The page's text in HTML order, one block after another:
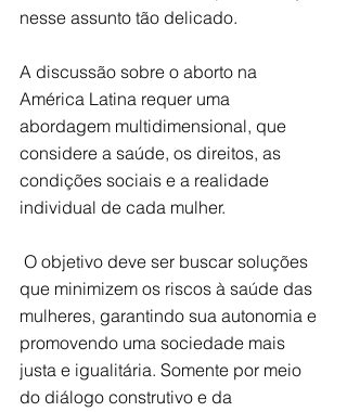
nesse assunto tão delicado.
A discussão sobre o aborto na
América Latina requer uma
abordagem multidimensional, que
considere a saúde, os direitos, as
condições sociais e a realidade
individual de cada mulher.
que minimizem os riscos à saúde das
mulheres, garantindo sua autonomia e
promovendo uma sociedade mais
justa e igualitária. Somente por meio
do diálogo construtivo e da